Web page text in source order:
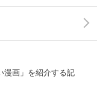
漫画」を紹介する記